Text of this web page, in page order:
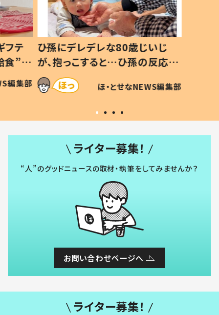
フテ
食”を
の親
編集部
ひ孫にデレデレな80歳じいじ
が、抱っこすると…ひ孫の反応に
「涙が出ました」「可愛くて仕方な
い」
ほ・とせなNEWS編集部
ライター募集！
“人”のグッドニュースの取材・執筆をしてみませんか？
お問い合わせページへ
ライター募集！